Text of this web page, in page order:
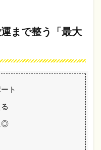
まで整う「最大
ト
◎